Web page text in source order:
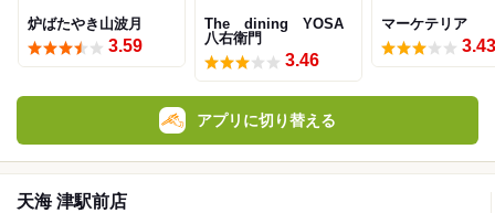
炉ばたやき山波月
3.59
The dining YOSA
八右衛門
3.46
マーケテリア
3.43
アプリに切り替える
天海 津駅前店